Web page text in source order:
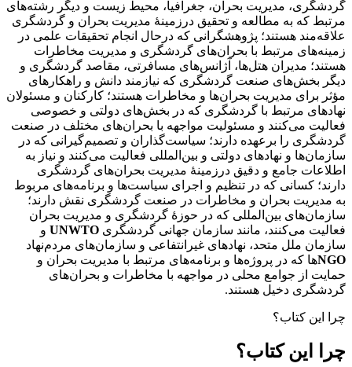
گردشگری، مدیریت بحران، جغرافیا، محیط‌ زیست و دیگر رشته‌های
مرتبط که به مطالعه و تحقیق درزمینۀ مدیریت بحران و گردشگری
علاقه‌مند هستند؛ پژوهشگرانی که درحال انجام تحقیقات علمی در
زمینه‌های مرتبط با بحران‌های گردشگری و مدیریت مخاطرات
هستند؛ مدیران هتل‌ها، آژانس‌های مسافرتی، مقاصد گردشگری و
دیگر بخش‌های صنعت گردشگری که نیازمند دانش و راهکارهای
مؤثر برای مدیریت بحران‌ها و مخاطرات هستند؛ کارکنان و مسئولان
نهادهای مرتبط با گردشگری که در بخش‌های دولتی و خصوصی
فعالیت می‌کنند و مسئولیت مواجهه با بحران‌های مختلف در صنعت
گردشگری را برعهده دارند؛ سیاست‌گذاران و تصمیم‌گیرانی که در
سازمان‌ها و نهادهای دولتی و بین‌المللی فعالیت می‌کنند و نیاز به
اطلاعات جامع و دقیق درزمینۀ مدیریت بحران‌های گردشگری
دارند؛ کسانی که در تنظیم و اجرای سیاست‌ها و برنامه‌های مربوط
به مدیریت بحران و مخاطرات در صنعت گردشگری نقش دارند؛
سازمان‌های بین‌المللی که در حوزۀ گردشگری و مدیریت بحران
فعالیت می‌کنند، مانند سازمان جهانی گردشگری UNWTO و
سازمان ملل متحد، نهادهای غیرانتفاعی و سازمان‌های مردم‌نهاد
NGOها که در پروژه‌ها و برنامه‌های مرتبط با مدیریت بحران و
حمایت از جوامع محلی در مواجهه با مخاطرات و بحران‌های
گردشگری دخیل هستند.
چرا این کتاب؟
چرا این کتاب؟